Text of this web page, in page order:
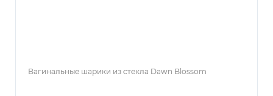
Вагинальные шарики из стекла Dawn Blossom